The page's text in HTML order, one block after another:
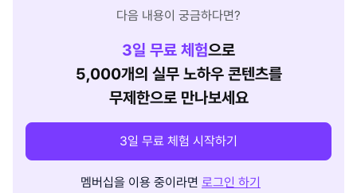
다음 내용이 궁금하다면?
3일 무료 체험으로
5,000개의 실무 노하우 콘텐츠를
무제한으로 만나보세요
3일 무료 체험 시작하기
멤버십을 이용 중이라면 로그인 하기